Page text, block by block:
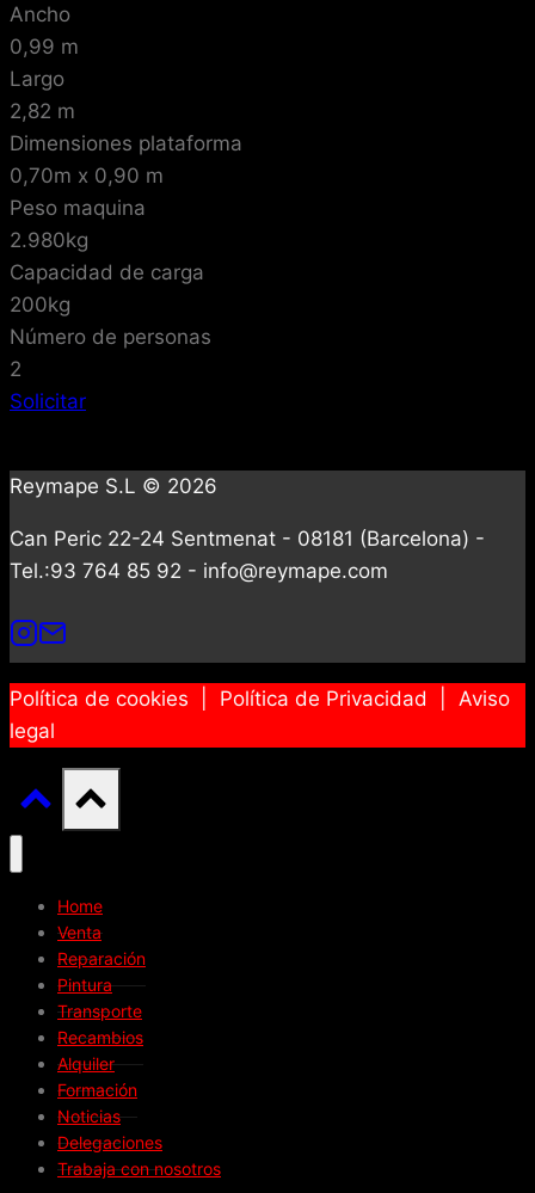
Ancho
0,99 m
Largo
2,82 m
Dimensiones plataforma
0,70m x 0,90 m
Peso maquina
2.980kg
Capacidad de carga
200kg
Número de personas
2
Solicitar
Reymape S.L © 2026
Can Peric 22-24 Sentmenat - 08181 (Barcelona) -
Tel.:93 764 85 92 - info@reymape.com
Política de cookies | Política de Privacidad | Aviso
legal
Home
Venta
Reparación
Pintura
Transporte
Recambios
Alquiler
Formación
Noticias
Delegaciones
Trabaja con nosotros